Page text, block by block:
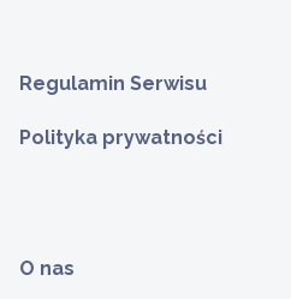
Regulamin Serwisu
Polityka prywatności
O nas